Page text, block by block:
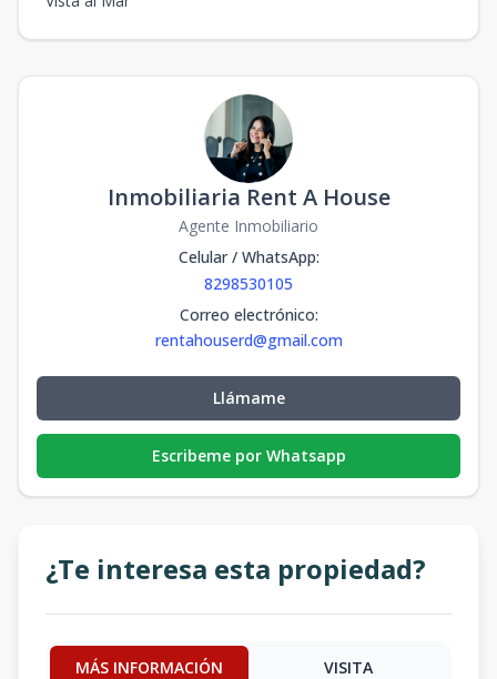
Inmobiliaria Rent A House
Agente Inmobiliario
Celular / WhatsApp:
8298530105
Correo electrónico:
rentahouserd@gmail.com
Llámame
Escribeme por Whatsapp
¿Te interesa esta propiedad?
MÁS INFORMACIÓN VISITA